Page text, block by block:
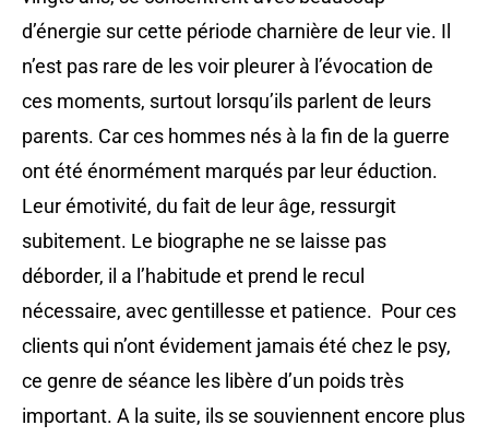
d’énergie sur cette période charnière de leur vie. Il
n’est pas rare de les voir pleurer à l’évocation de
ces moments, surtout lorsqu’ils parlent de leurs
parents. Car ces hommes nés à la fin de la guerre
ont été énormément marqués par leur éduction.
Leur émotivité, du fait de leur âge, ressurgit
subitement. Le biographe ne se laisse pas
déborder, il a l’habitude et prend le recul
nécessaire, avec gentillesse et patience. Pour ces
clients qui n’ont évidement jamais été chez le psy,
ce genre de séance les libère d’un poids très
important. A la suite, ils se souviennent encore plus